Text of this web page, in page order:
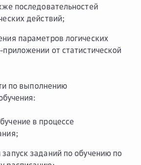
последовательностей
действий;
параметров логических
от статистической
по выполнению
в процессе
заданий по обучению по